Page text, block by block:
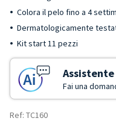
Colora il pelo fino a 4
Dermatologicamente
Kit start 11 pezzi
Fai una
Ref: TC160